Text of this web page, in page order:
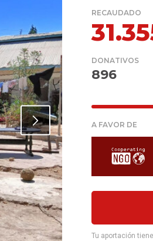
RECAUDADO
DONATIVOS
896
A FAVOR DE
Tu aportación